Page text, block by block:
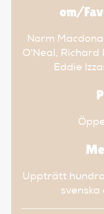
om/
Norm
O'Neal, Richard
Eddie
Uppträtt
svenska